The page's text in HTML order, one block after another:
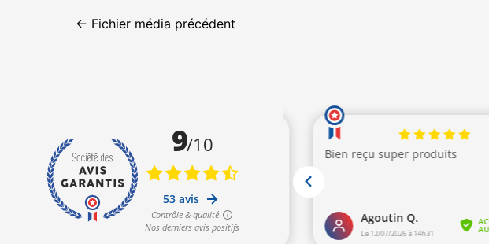
← Fichier média précédent